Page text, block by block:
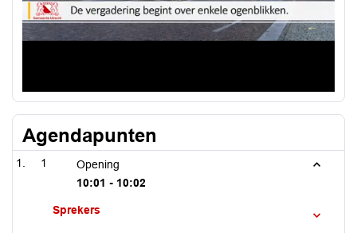
Agendapunten
1
Opening
10:01 - 10:02
Sprekers